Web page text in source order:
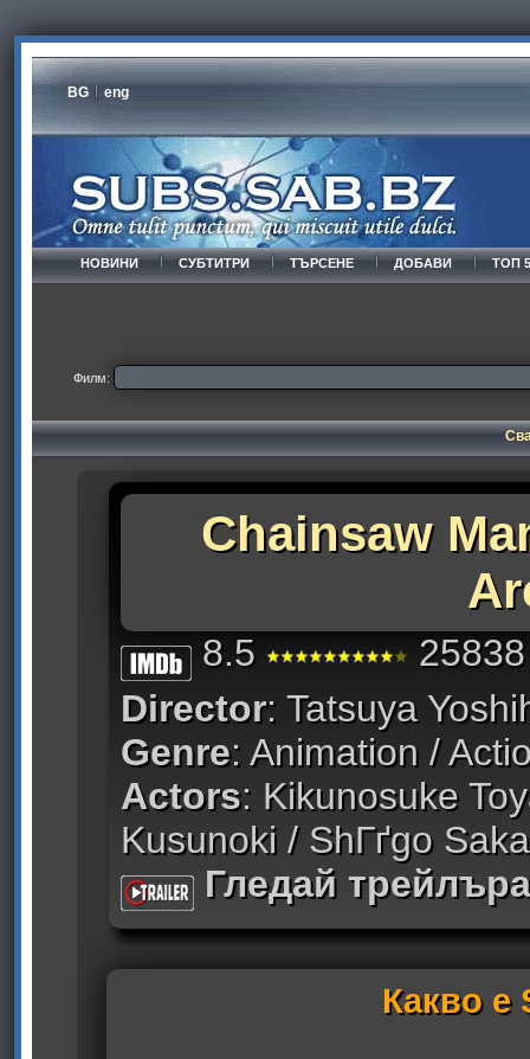
BG eng
НОВИНИ СУБТИТРИ ТЪРСЕНЕ ДОБАВИ ТОП
Филм:
Chainsaw
8.5
Director: Tatsuya
Genre: Animation /
Actors: Kikunosuke
Kusunoki / ShГґgo
Гледай трейлъра
Какво е